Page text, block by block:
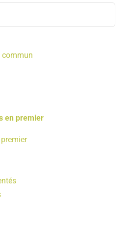
commun
en premier